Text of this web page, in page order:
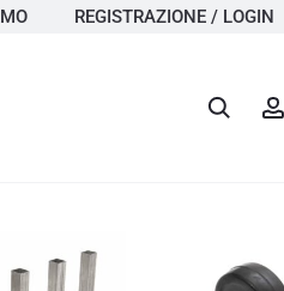
REGISTRAZIONE / LOGIN
Search